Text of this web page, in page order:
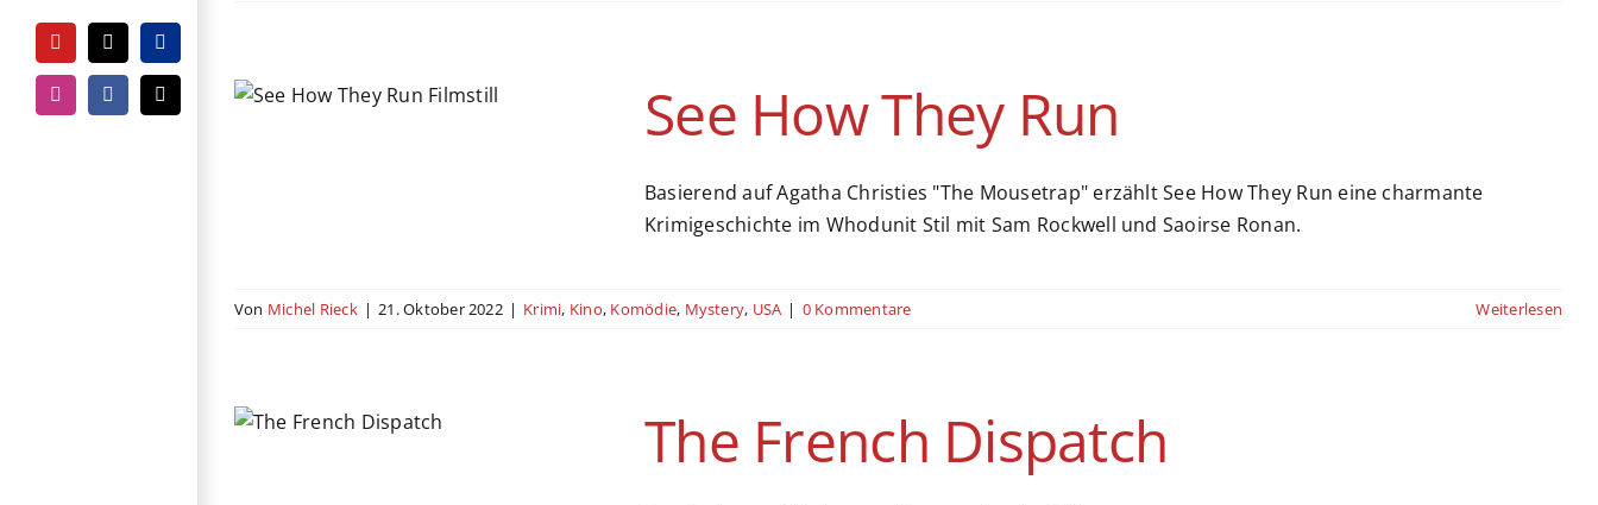
YouTubeTiktokPayPal
InstagramFacebook
E-
Mail
They Run See How They Run
Basierend auf Agatha Christies "The Mousetrap" erzählt See How They Run eine charmante
Krimigeschichte im Whodunit Stil mit Sam Rockwell und Saoirse Ronan.
Von Michel Rieck | 21. Oktober 2022 | Krimi, Kino, Komödie, Mystery, USA | 0 Kommentare Weiterlesen
The French Dispatch